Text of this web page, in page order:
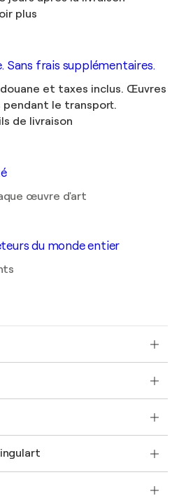
plus
Sans frais supplémentaires.
et taxes inclus. Œuvres
pendant le transport.
de livraison
œuvre d'art
du monde entier
commercial
original